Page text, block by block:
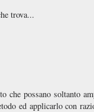
trova...
che possano soltanto
ed applicarlo con